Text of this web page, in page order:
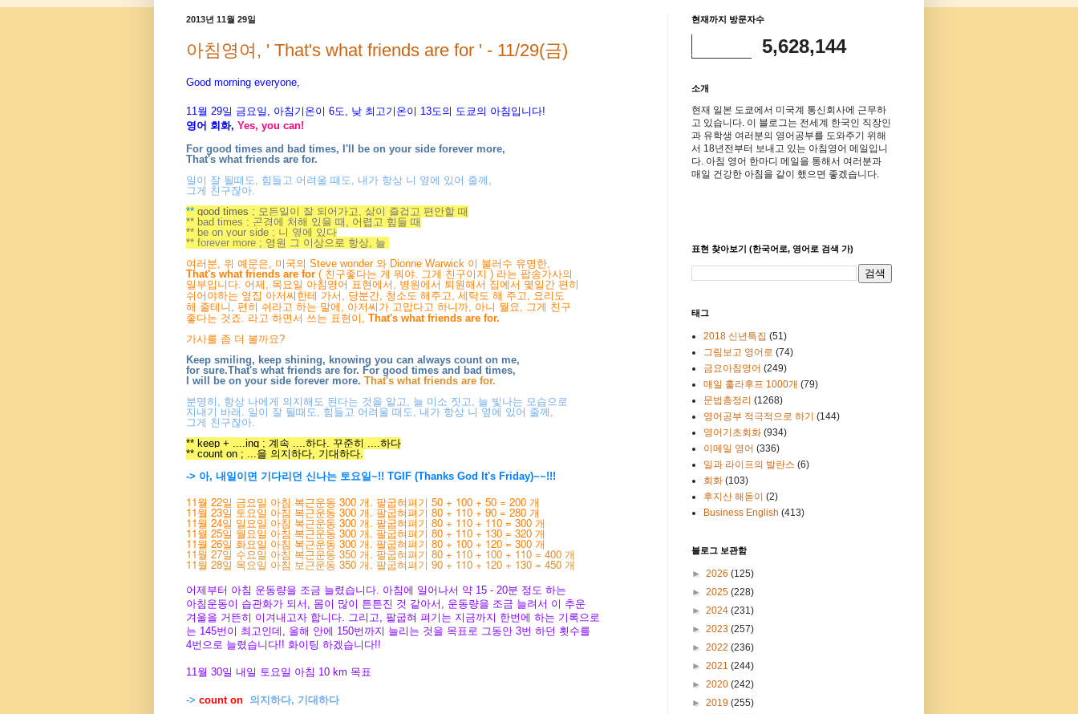
2013년 11월 29일
아침영여, ' That's what friends are for ' - 11/29(금)
Good morning everyone,
11월 29일 금요일, 아침기온이 6도, 낮 최고기온이 13도의 도쿄의 아침입니다!
영어 회화, Yes, you can!
For good times and bad times, I'll be on your side forever more,
That's what friends are for.
일이 잘 될때도, 힘들고 어려울 때도, 내가 항상 니 옆에 있어 줄께,
그게 친구잖아.
** good times ; 모든일이 잘 되어가고, 삶이 즐겁고 편안할 때
** bad times ; 곤경에 처해 있을 때, 어렵고 힘들 때
** be on your side ; 니 옆에 있다
** forever more ; 영원 그 이상으로 항상, 늘
여러분, 위 예문은, 미국의 Steve wonder 와 Dionne Warwick 이 불러수 유명한,
That's what friends are for ( 친구좋다는 게 뭐야. 그게 친구이지 ) 라는 팝송가사의
일부입니다. 어제, 목요일 아침영어 표현에서, 병원에서 퇴원해서 집에서 몇일간 편히
쉬어야하는 옆집 아저씨한테 가서, 당분간, 청소도 해주고, 세탁도 해 주고, 요리도
해 줄테니, 편히 쉬라고 하는 말에, 아저씨가 고맙다고 하니까, 아니 뭘요, 그게 친구
좋다는 것죠. 라고 하면서 쓰는 표현이, That's what friends are for.
가사를 좀 더 볼까요?
Keep smiling, keep shining, knowing you can always count on me,
for sure.That's what friends are for. For good times and bad times,
I will be on your side forever more. That's what friends are for.
분명히, 항상 나에게 의지해도 된다는 것을 알고, 늘 미소 짓고, 늘 빛나는 모습으로
지내기 바래. 일이 잘 될때도, 힘들고 어려울 때도, 내가 항상 니 옆에 있어 줄께,
그게 친구잖아.
** keep + ....ing ; 계속 ....하다. 꾸준히 ....하다
** count on ; ...을 의지하다, 기대하다.
-> 아, 내일이면 기다리던 신나는 토요일~!! TGIF (Thanks God It's Friday)~~!!!
11월 22일 금요일 아침 복근운동 300 개. 팔굽혀펴기 50 + 100 + 50 = 200 개
11월 23일 토요일 아침 복근운동 300 개. 팔굽혀펴기 80 + 110 + 90 = 280 개
11월 24일 일요일 아침 복근운동 300 개. 팔굽혀펴기 80 + 110 + 110 = 300 개
11월 25일 월요일 아침 복근운동 300 개. 팔굽혀펴기 80 + 110 + 130 = 320 개
11월 26일 화요일 아침 복근운동 300 개. 팔굽혀펴기 80 + 100 + 120 = 300 개
11월 27일 수요일 아침 복근운동 350 개. 팔굽혀펴기 80 + 110 + 100 + 110 = 400 개
11월 28일 목요일 아침 보근운동 350 개. 팔굽혀펴기 90 + 110 + 120 + 130 = 450 개
어제부터 아침 운동량을 조금 늘렸습니다. 아침에 일어나서 약 15 - 20분 정도 하는
아침운동이 습관화가 되서, 몸이 많이 튼튼진 것 같아서, 운동량을 조금 늘려서 이 추운
겨울을 거뜬히 이겨내고자 합니다. 그리고, 팔굽혀 펴기는 지금까지 한번에 하는 기록으로
는 145번 이 최고인데, 올해 안에 150번까지 늘리는 것을 목표로 그동안 3번 하던 횟수를
4번으로 늘렸습니다!! 화이팅 하겠습니다!!
11월 30일 내일 토요일 아침 10 km 목표
-> count on 의지하다, 기대하다
현재까지 방문자수
5,628,144
소개
현재 일본 도쿄에서 미국계 통신회사에 근무하
고 있습니다. 이 블로그는 전세계 한국인 직장인
과 유학생 여러분의 영어공부를 도와주기 위해
서 18년전부터 보내고 있는 아침영어 메일입니
다. 아침 영어 한마디 메일을 통해서 여러분과
매일 건강한 아침을 같이 했으면 좋겠습니다.
표현 찾아보기 (한국어로, 영어로 검색 가)
태그
2018 신년특집 (51)
그림보고 영어로 (74)
금요아침영어 (249)
매일 훌라후프 1000개 (79)
문법총정리 (1268)
영어공부 적극적으로 하기 (144)
영어기초회화 (934)
이메일 영어 (336)
일과 라이프의 발란스 (6)
회화 (103)
후지산 해돋이 (2)
Business English (413)
블로그 보관함
► 2026 (125)
► 2025 (228)
► 2024 (231)
► 2023 (257)
► 2022 (236)
► 2021 (244)
► 2020 (242)
► 2019 (255)